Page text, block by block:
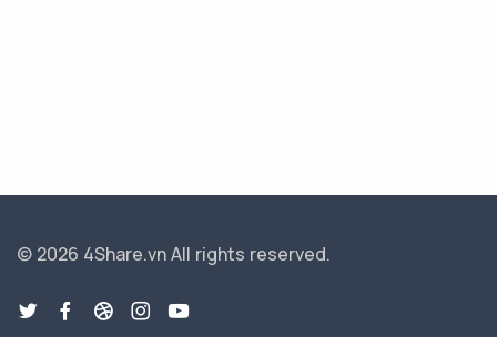
© 2026 4Share.vnAll rights reserved.